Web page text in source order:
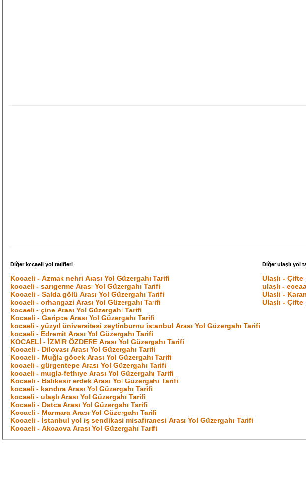
Diğer kocaeli yol tarifleri
Kocaeli - Azmak nehri Arası Yol Güzergahı Tarifi
kocaeli - sarıgerme Arası Yol Güzergahı Tarifi
Kocaeli - Salda gölü Arası Yol Güzergahı Tarifi
kocaeli - orhangazi Arası Yol Güzergahı Tarifi
kocaeli - çine Arası Yol Güzergahı Tarifi
Kocaeli - Garipce Arası Yol Güzergahı Tarifi
kocaeli - yüzyıl üniversitesi zeytinburnu istanbul Arası Yol Güzergahı Tarifi
kocaeli - Edremit Arası Yol Güzergahı Tarifi
KOCAELİ - İZMİR ÖZDERE Arası Yol Güzergahı Tarifi
Kocaeli - Dilovası Arası Yol Güzergahı Tarifi
Kocaeli - Muğla göcek Arası Yol Güzergahı Tarifi
kocaeli - gürgentepe Arası Yol Güzergahı Tarifi
kocaeli - mugla-fethıye Arası Yol Güzergahı Tarifi
Kocaeli - Balıkesir erdek Arası Yol Güzergahı Tarifi
kocaeli - kandıra Arası Yol Güzergahı Tarifi
kocaeli - ulaşlı Arası Yol Güzergahı Tarifi
Kocaeli - Datca Arası Yol Güzergahı Tarifi
Kocaeli - Marmara Arası Yol Güzergahı Tarifi
Kocaeli - İstanbul yol iş sendikasi misafiranesi Arası Yol Güzergahı Tarifi
Kocaeli - Akcaova Arası Yol Güzergahı Tarifi
Diğer ulaşlı yol
Ulaşlı - Çifte
ulaşlı -
Ulasli -
Ulaşlı - Çifte